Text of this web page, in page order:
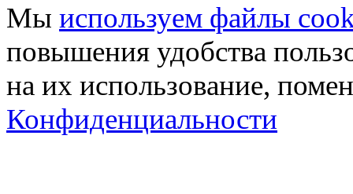
Мы используем файлы
повышения удобства
на их использование,
Конфиденциальности